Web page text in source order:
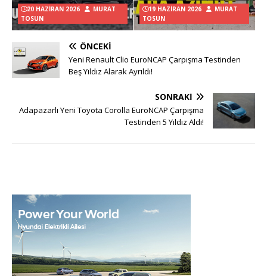
20 HAZIRAN 2026
MURAT
TOSUN
19 HAZIRAN 2026
MURAT
TOSUN
ÖNCEKI
Yeni Renault Clio EuroNCAP Çarpışma Testinden
Beş Yıldız Alarak Ayrıldı!
SONRAKI
Adapazarlı Yeni Toyota Corolla EuroNCAP Çarpışma
Testinden 5 Yıldız Aldı!